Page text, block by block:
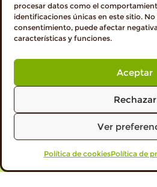
procesar datos como el
identificaciones únicas en este sitio.
consentimiento, puede afectar
características y funciones.
Aceptar
Rechazar
Ver
Política de cookiesPolítica de
VISITA